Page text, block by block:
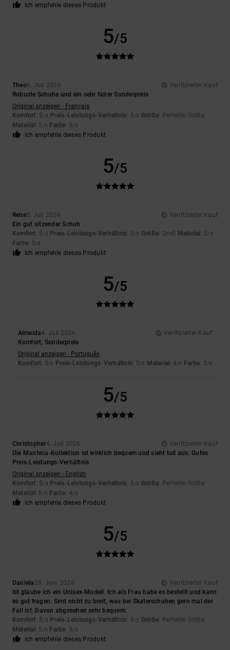
Ich empfehle dieses Produkt
5/5
Theo6. Juli 2026
Verifizierter Kauf
Robuste Schuhe und ein sehr fairer Sonderpreis
Original anzeigen - Français
Komfort: 5/5 Preis-Leistungs-Verhältnis: 5/5 Größe: Perfekte Größe
Material : 5 /5 Farbe: 5/5
Ich empfehle dieses Produkt
5/5
Rene5. Juli 2026
Verifizierter Kauf
Ein gut sitzender Schuh
Komfort: 5/5 Preis-Leistungs-Verhältnis: 5/5 Größe: Groß Material : 5/5
Farbe: 5/5
Ich empfehle dieses Produkt
5/5
Almeida4. Juli 2026
Verifizierter Kauf
Komfort, Sonderpreis
Original anzeigen - Português
Komfort: 5/5 Preis-Leistungs-Verhältnis: 5/5 Material : 4/5 Farbe: 5/5
5/5
Christopher4. Juli 2026
Verifizierter Kauf
Die Manteca-Kollektion ist wirklich bequem und sieht toll aus. Gutes
Preis-Leistungs-Verhältnis
Original anzeigen - English
Komfort: 5/5 Preis-Leistungs-Verhältnis: 5/5 Größe: Perfekte Größe
Material : 5 /5 Farbe: 4/5
Ich empfehle dieses Produkt
5/5
Daniela 28. Juni 2026
Verifizierter Kauf
Ist glaube ich ein Unisex-Modell. Ich als Frau habe es bestellt und kann
es gut tragen. Sind nicht zu breit, was bei Skaterschuhen gern mal der
Fall ist. Davon abgesehen sehr bequem.
Komfort: 5/5 Preis-Leistungs-Verhältnis: 5/5 Größe: Perfekte Größe
Material : 5 /5 Farbe: 5/5
Ich empfehle dieses Produkt